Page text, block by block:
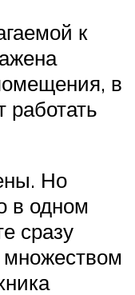
к
в
работать
Но
в одном
сразу
множеством